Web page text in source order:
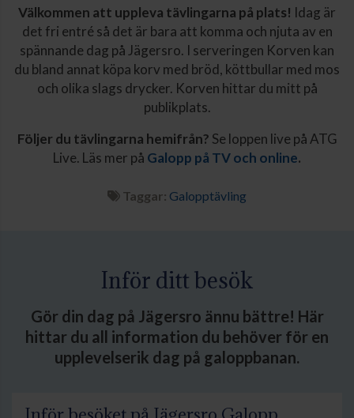
Välkommen att uppleva tävlingarna på plats! Idag är
det fri entré så det är bara att komma och njuta av en
spännande dag på Jägersro. I serveringen Korven kan
du bland annat köpa korv med bröd, köttbullar med mos
och olika slags drycker. Korven hittar du mitt på
publikplats.
Följer du tävlingarna hemifrån? Se loppen live på ATG
Live. Läs mer på Galopp på TV och online.
Taggar: Galopptävling
Inför ditt besök
Gör din dag på Jägersro ännu bättre! Här
hittar du all information du behöver för en
upplevelserik dag på galoppbanan.